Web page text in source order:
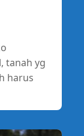
tanah yg
harus